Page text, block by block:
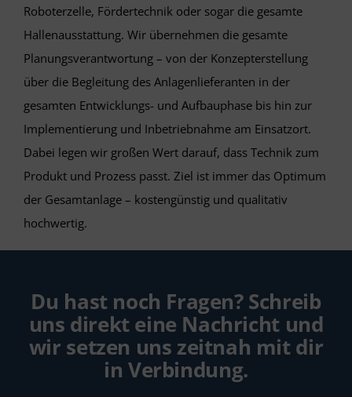
Roboterzelle, Fördertechnik oder sogar die gesamte
Hallenausstattung. Wir übernehmen die gesamte
Planungsverantwortung – von der Konzepterstellung
über die Begleitung des Anlagenlieferanten in der
gesamten Entwicklungs- und Aufbauphase bis hin zur
Implementierung und Inbetriebnahme am Einsatzort.
Dabei legen wir großen Wert darauf, dass Technik zum
Produkt und Prozess passt. Ziel ist immer das Optimum
der Gesamtanlage – kostengünstig und qualitativ
hochwertig.
Du hast noch Fragen? Schreib
uns direkt eine Nachricht und
wir setzen uns zeitnah mit dir
in Verbindung.